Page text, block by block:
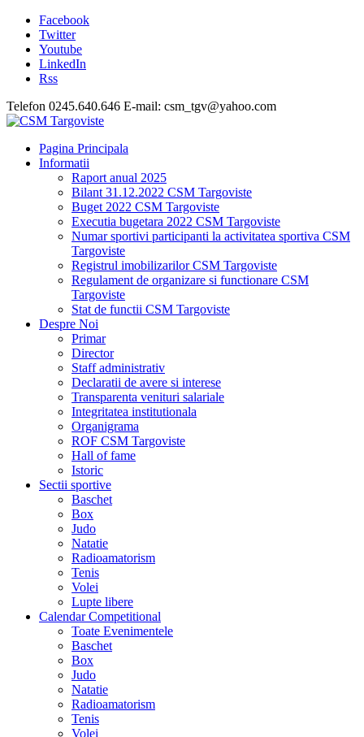
Facebook
Twitter
Youtube
LinkedIn
Rss
Telefon 0245.640.646 E-mail: csm_tgv@yahoo.com
Pagina Principala
Informatii
Raport anual 2025
Bilant 31.12.2022 CSM Targoviste
Buget 2022 CSM Targoviste
Executia bugetara 2022 CSM Targoviste
Numar sportivi participanti la activitatea sportiva CSM
Targoviste
Registrul imobilizarilor CSM Targoviste
Regulament de organizare si functionare CSM
Targoviste
Stat de functii CSM Targoviste
Despre Noi
Primar
Director
Staff administrativ
Declaratii de avere si interese
Transparenta venituri salariale
Integritatea institutionala
Organigrama
ROF CSM Targoviste
Hall of fame
Istoric
Sectii sportive
Baschet
Box
Judo
Natatie
Radioamatorism
Tenis
Volei
Lupte libere
Calendar Competitional
Toate Evenimentele
Baschet
Box
Judo
Natatie
Radioamatorism
Tenis
Volei